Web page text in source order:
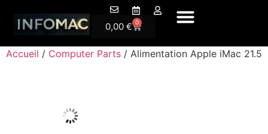
0,00 € 0
Accueil / Computer Parts / Alimentation Apple iMac 21.5